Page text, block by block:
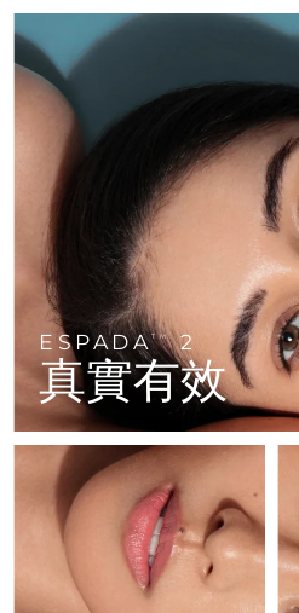
ESPADATM2
真實有效
LUNA™ 4
For men, anti-
LUNA™ 4
For young skin, T-
LUNA™ 4 go
For travel or gym
LUNA™護膚
Premium
LUNA™ 設備
All facial
BEAR™ 2
Microcurrent
面部提拉護理
Premium anti-
BEAR™ 設備
All premium
Near-infrared
UFO™ 3 mini
Red light therapy
UFO™ 3 go
Portable red light
面膜
Rejuvenation &
UFO™ 設備
All deep facial
issa™ 4 plus
Smart hybrid
issa™ 4
Hybrid silicone
issa™ 4
For ages 0-3
issa™ Teeth
Dual LED + sonic
ISSA™ 設備
All silicone sonic
FAQ™ 101
Clinical anti-
FAQ™ 102
Advanced
FAQ™ 103
Luxurious
FAQ™ P1
Manuka honey
FAQ™ 201
LED mask
FAQ™ 202
LED mask
FAQ™ 211
Anti-aging neck
FAQ™ 221
Anti-aging LED
生髮
FAQ™ 301
LED hair
FAQ™ Scalp
Scalp recovery
FAQ™護膚品
All FAQ™ skincare
FAQ™ 501
Full-Spectrum
FAQ™ 502
Full-Spectrum
FAQ™ Red
保健品
NEW
專業治療
加拿大
智利
中國
哥倫比亞
克羅埃西亞
賽普勒斯
捷克
丹麥
愛沙尼亞
芬蘭